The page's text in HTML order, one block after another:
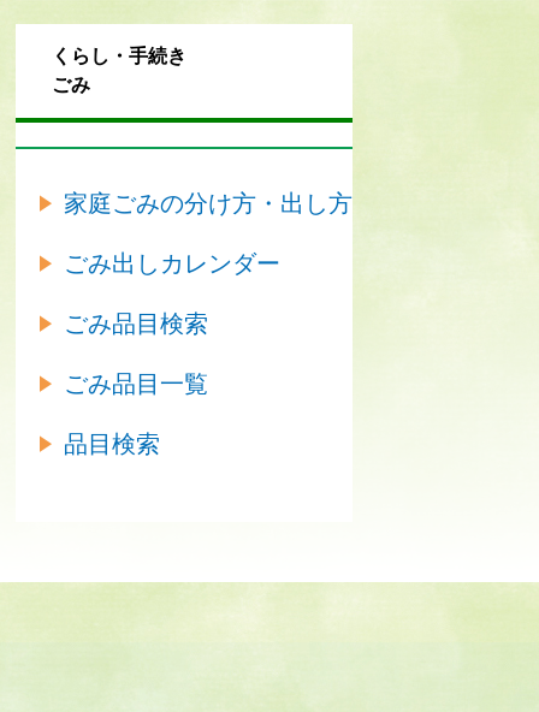
くらし・手続き
ごみ
家庭ごみの分け方・出し方
ごみ出しカレンダー
ごみ品目検索
ごみ品目一覧
品目検索